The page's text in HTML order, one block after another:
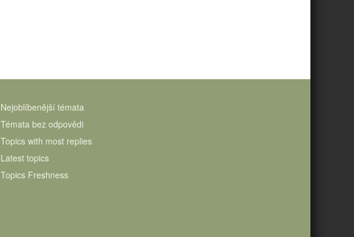
Nejoblíbenější témata
Témata bez odpovědi
Topics with most replies
Latest topics
Topics Freshness